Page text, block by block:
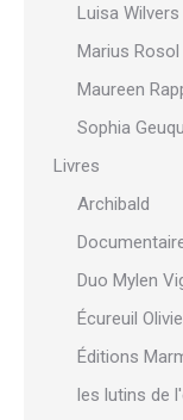
Luisa
Marius Rosol
Maureen
Sophia
Livres
Archibald
Duo Mylen
Écureuil
Éditions
les lutins de